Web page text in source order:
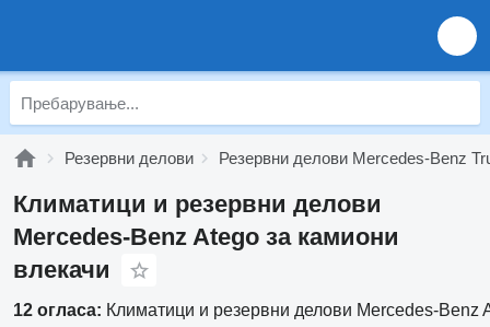
Резервни делови Резервни делови Mercedes-Benz
Климатици и резервни делови
Mercedes-Benz Atego за камиони
влекачи
12 огласа: Климатици и резервни делови Mercedes-Benz